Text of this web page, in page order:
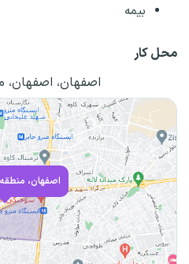
بیمه
محل کار
اصفهان، اصفهان، منطقه
اصفهان، منطقه ۸، تیران